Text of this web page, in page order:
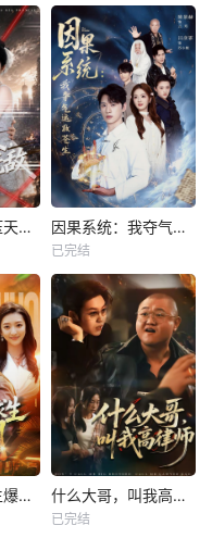
杀神归来，横压天下无敌 因果系统：我夺气运救苍生
已完结
雇佣兵荒岛求生爆火出圈第二季 什么大哥，叫我高律师
已完结